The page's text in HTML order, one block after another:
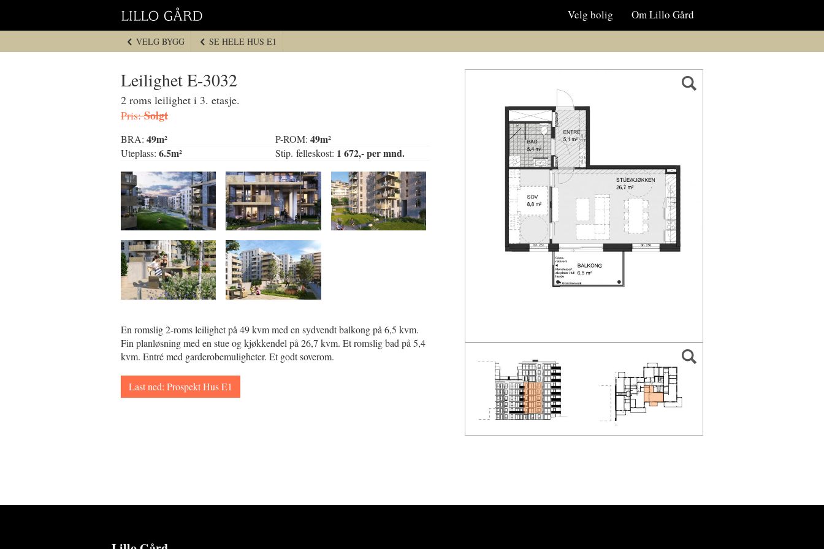
navigasjon
Velg bolig Om Lillo Gård
VELG BYGG SE HELE HUS E1
Leilighet E-3032
2 roms leilighet i 3. etasje.
Pris:Solgt
BRA: 49m² P-ROM: 49m²
Uteplass: 6.5m² Stip. felleskost: 1 672,- per mnd.
En romslig 2-roms leilighet på 49 kvm med en sydvendt balkong på 6,5 kvm.
Fin planløsning med en stue og kjøkkendel på 26,7 kvm. Et romslig bad på 5,4
kvm. Entré med garderobemuligheter. Et godt soverom.
Last ned: Prospekt Hus E1